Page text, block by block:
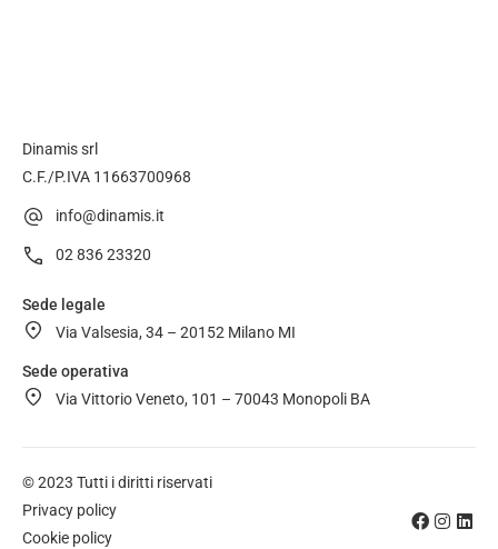
Dinamis srl
C.F./P.IVA 11663700968
info@dinamis.it
02 836 23320
Sede legale
Via Valsesia, 34 – 20152 Milano MI
Sede operativa
Via Vittorio Veneto, 101 – 70043 Monopoli BA
© 2023 Tutti i diritti riservati
Privacy policy
Cookie policy